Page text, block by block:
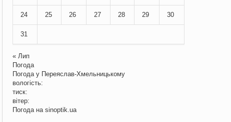
24 25 26 27 28 29 30
31
« Лип
Погода
Погода у Переяслав-Хмельницькому
вологість:
тиск:
вітер:
Погода на sinoptik.ua